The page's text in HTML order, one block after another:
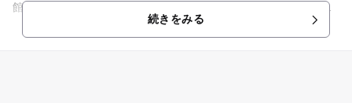
館には、画家の児島虎次郎が収集した印象派を中心とした作品
などが展示されていて、エル...続きをみる